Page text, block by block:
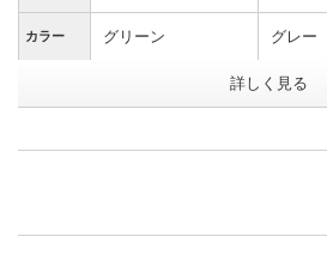
カラー グリーン グレー
RH66200
詳しく見る